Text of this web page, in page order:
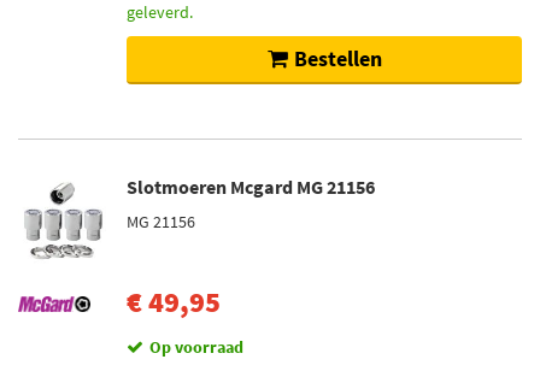
geleverd.
Bestellen
Slotmoeren Mcgard MG 21156
MG 21156
€ 49,95
Op voorraad